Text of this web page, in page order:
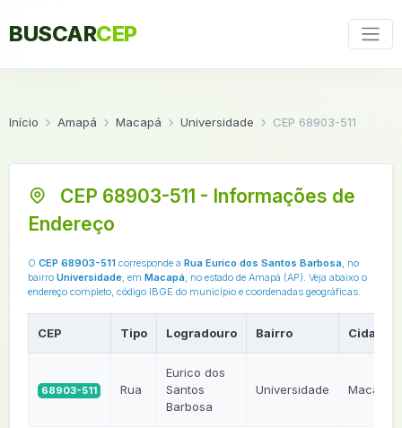
BUSCARCEP
Início Amapá Macapá Universidade CEP 68903-511
CEP 68903-511 - Informações de
Endereço
O CEP 68903-511 corresponde a Rua Eurico dos Santos Barbosa, no
bairro Universidade, em Macapá, no estado de Amapá (AP). Veja abaixo o
endereço completo, código IBGE do município e coordenadas geográficas.
CEP Tipo Logradouro Bairro Cidade
68903-511 Rua
Eurico dos
Santos
Barbosa
Universidade Macapá